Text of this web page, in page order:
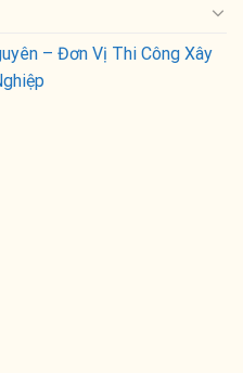
– Đơn Vị Thi Công Xây